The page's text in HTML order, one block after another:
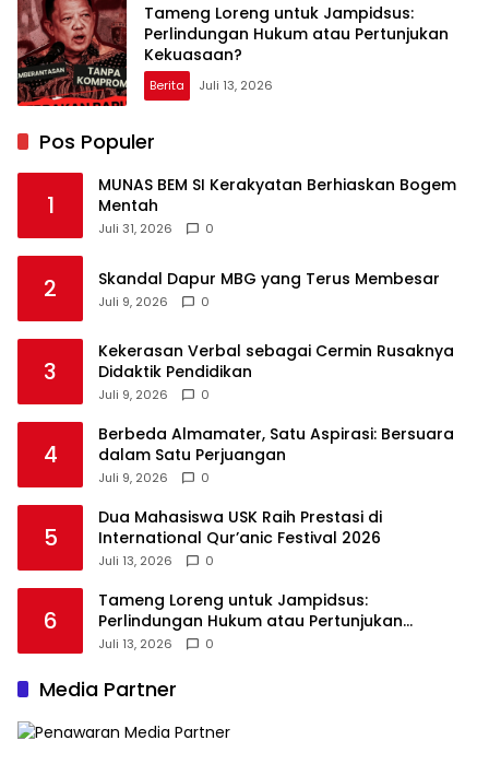
Tameng Loreng untuk Jampidsus:
Perlindungan Hukum atau Pertunjukan
Kekuasaan?
Berita Juli 13, 2026
Pos Populer
1
MUNAS BEM SI Kerakyatan Berhiaskan Bogem
Mentah
Juli 31, 2026 0
2 Skandal Dapur MBG yang Terus Membesar
Juli 9, 2026 0
3
Kekerasan Verbal sebagai Cermin Rusaknya
Didaktik Pendidikan
Juli 9, 2026 0
4
Berbeda Almamater, Satu Aspirasi: Bersuara
dalam Satu Perjuangan
Juli 9, 2026 0
5
Dua Mahasiswa USK Raih Prestasi di
International Qur’anic Festival 2026
Juli 13, 2026 0
6
Tameng Loreng untuk Jampidsus:
Perlindungan Hukum atau Pertunjukan
Kekuasaan?
Juli 13, 2026 0
Media Partner